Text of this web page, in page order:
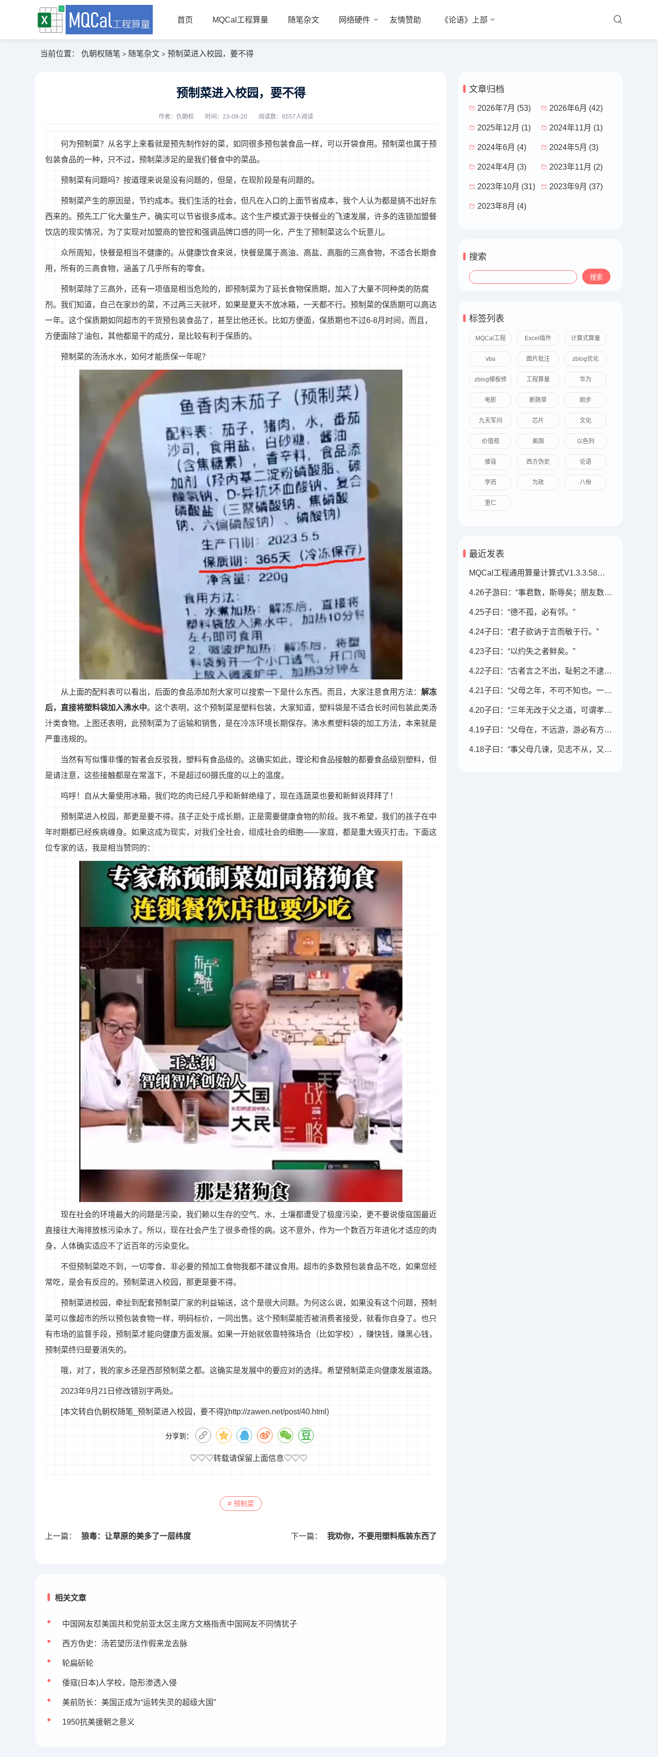
首页 MQCal工程算量 随笔杂文 网络硬件 友情赞助 《论语》上部
当前位置： 仇朝权随笔 > 随笔杂文 > 预制菜进入校园，要不得
预制菜进入校园，要不得
作者： 仇朝权 时间：23-09-20 阅读数：6557人阅读
何为预制菜？从名字上来看就是预先制作好的菜，如同很多预包装食品一样，可以开袋食用。预制菜也属于预
包装食品的一种，只不过，预制菜涉足的是我们餐食中的菜品。
预制菜有问题吗？按道理来说是没有问题的，但是，在现阶段是有问题的。
预制菜产生的原因是，节约成本。我们生活的社会，但凡在入口的上面节省成本，我个人认为都是搞不出好东
西来的。预先工厂化大量生产，确实可以节省很多成本。这个生产模式源于快餐业的飞速发展，许多的连锁加盟餐
饮店的现实情况，为了实现对加盟商的管控和强调品牌口感的同一化，产生了预制菜这么个玩意儿。
众所周知，快餐是相当不健康的。从健康饮食来说，快餐是属于高油、高盐、高脂的三高食物，不适合长期食
用，所有的三高食物，涵盖了几乎所有的零食。
预制菜除了三高外，还有一项值是相当危险的，即预制菜为了延长食物保质期，加入了大量不同种类的防腐
剂。我们知道，自己在家炒的菜，不过两三天就坏，如果是夏天不放冰箱，一天都不行。预制菜的保质期可以高达
一年。这个保质期如同超市的干货预包装食品了，甚至比他还长。比如方便面，保质期也不过6-8月时间，而且，
方便面除了油包，其他都是干的成分，是比较有利于保质的。
预制菜的汤汤水水，如何才能质保一年呢？
从上面的配料表可以看出，后面的食品添加剂大家可以搜索一下是什么东西。而且，大家注意食用方法： 解冻
后，直接将塑料袋加入沸水中。这个表明，这个预制菜是塑料包装，大家知道，塑料袋是不适合长时间包装此类汤
汁类食物。上图还表明，此预制菜为了运输和销售，是在冷冻环境长期保存。沸水煮塑料袋的加工方法，本来就是
严重违规的。
当然有写似懂非懂的智者会反驳我，塑料有食品级的。这确实如此，理论和食品接触的都要食品级别塑料，但
是请注意，这些接触都是在常温下，不是超过60摄氏度的以上的温度。
呜呼！自从大量使用冰箱，我们吃的肉已经几乎和新鲜绝缘了，现在连蔬菜也要和新鲜说拜拜了！
预制菜进入校园，那更是要不得。孩子正处于成长期，正是需要健康食物的阶段。我不希望，我们的孩子在中
年时期都已经疾病缠身。如果这成为现实，对我们全社会，组成社会的细胞——家庭，都是重大毁灭打击。下面这
位专家的话，我是相当赞同的：
现在社会的环境最大的问题是污染，我们赖以生存的空气、水、土壤都遭受了极度污染，更不要说倭寇国最近
直接往大海排放核污染水了。所以，现在社会产生了很多奇怪的病。这不意外，作为一个数百万年进化才适应的肉
身，人体确实适应不了近百年的污染变化。
不但预制菜吃不到，一切零食、非必要的预加工食物我都不建议食用。超市的多数预包装食品不吃，如果您经
常吃，是会有反应的。预制菜进入校园，那更是要不得。
预制菜进校园，牵扯到配套预制菜厂家的利益输送，这个是很大问题。为何这么说，如果没有这个问题，预制
菜可以像超市的所以预包装食物一样，明码标价，一同出售。这个预制菜能否被消费者接受，就看你自身了。也只
有市场的监督手段，预制菜才能向健康方面发展。如果一开始就依靠特殊场合（比如学校），赚快钱，赚黑心钱，
预制菜终归是要消失的。
哦，对了，我的家乡还是西部预制菜之都。这确实是发展中的要应对的选择。希望预制菜走向健康发展道路。
2023年9月21日修改错别字两处。
[本文转自仇朝权随笔_预制菜进入校园，要不得](http://zawen.net/post/40.html)
分享到：
♡♡♡转载请保留上面信息♡♡♡
# 预制菜
上一篇： 狼毒：让草原的美多了一层纬度 下一篇： 我劝你，不要用塑料瓶装东西了
相关文章
中国网友怼美国共和党前亚太区主席方文格指责中国网友不同情犹子
西方伪史：汤若望历法作假来龙去脉
轮扁斫轮
倭寇(日本)人学校，隐形渗透入侵
美前防长：美国正成为“运转失灵的超级大国”
1950抗美援朝之意义
文章归档
2026年7月 (53) 2026年6月 (42)
2025年12月 (1) 2024年11月 (1)
2024年6月 (4) 2024年5月 (3)
2024年4月 (3) 2023年11月 (2)
2023年10月 (31) 2023年9月 (37)
2023年8月 (4)
搜索
标签列表
MQCal工程
算量
Excel插件 计算式算量
vba 图片批注 zblog优化
zblog模板修
改
工程算量 华为
电影 断肠草 跑步
九天军问 芯片 文化
价值观 美国 以色列
倭寇 西方伪史 论语
学而 为政 八佾
里仁
最近发表
MQCal工程通用算量计算式V1.3.3.58（2026.07.05发布）
4.26子游曰：“事君数，斯辱矣；朋友数，斯疏矣。
4.25子曰：“德不孤，必有邻。”
4.24子曰：“君子欲讷于言而敏于行。”
4.23子曰：“以约失之者鲜矣。”
4.22子曰：“古者言之不出，耻躬之不逮也。
4.21子曰：“父母之年，不可不知也。一则以喜，一则以惧。
4.20子曰：“三年无改于父之道，可谓孝矣。”
4.19子曰：“父母在，不远游，游必有方。”
4.18子曰：“事父母几谏，见志不从，又敬不违，劳而不怨。”